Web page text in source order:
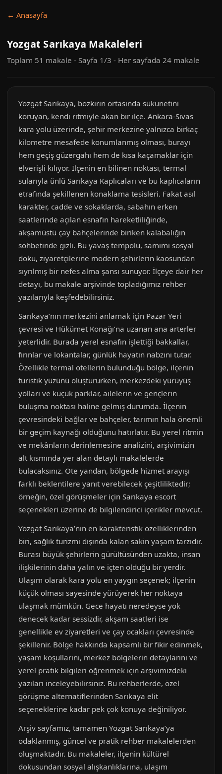
← Anasayfa
Yozgat Sarıkaya Makaleleri
Toplam 51 makale - Sayfa 1/3 - Her sayfada 24 makale
Yozgat Sarıkaya, bozkırın ortasında sükunetini
koruyan, kendi ritmiyle akan bir ilçe. Ankara-Sivas
kara yolu üzerinde, şehir merkezine yalnızca birkaç
kilometre mesafede konumlanmış olması, burayı
hem geçiş güzergahı hem de kısa kaçamaklar için
elverişli kılıyor. İlçenin en bilinen noktası, termal
sularıyla ünlü Sarıkaya Kaplıcaları ve bu kaplıcaların
etrafında şekillenen konaklama tesisleri. Fakat asıl
karakter, cadde ve sokaklarda, sabahın erken
saatlerinde açılan esnafın hareketliliğinde,
akşamüstü çay bahçelerinde biriken kalabalığın
sohbetinde gizli. Bu yavaş tempolu, samimi sosyal
doku, ziyaretçilerine modern şehirlerin kaosundan
sıyrılmış bir nefes alma şansı sunuyor. İlçeye dair her
detayı, bu makale arşivinde topladığımız rehber
yazılarıyla keşfedebilirsiniz.
Sarıkaya’nın merkezini anlamak için Pazar Yeri
çevresi ve Hükümet Konağı’na uzanan ana arterler
yeterlidir. Burada yerel esnafın işlettiği bakkallar,
fırınlar ve lokantalar, günlük hayatın nabzını tutar.
Özellikle termal otellerin bulunduğu bölge, ilçenin
turistik yüzünü oluştururken, merkezdeki yürüyüş
yolları ve küçük parklar, ailelerin ve gençlerin
buluşma noktası haline gelmiş durumda. İlçenin
çevresindeki bağlar ve bahçeler, tarımın hala önemli
bir geçim kaynağı olduğunu hatırlatır. Bu yerel ritmin
ve mekânların derinlemesine analizini, arşivimizin
alt kısmında yer alan detaylı makalelerde
bulacaksınız. Öte yandan, bölgede hizmet arayışı
farklı beklentilere yanıt verebilecek çeşitliliktedir;
örneğin, özel görüşmeler için Sarıkaya escort
seçenekleri üzerine de bilgilendirici içerikler mevcut.
Yozgat Sarıkaya’nın en karakteristik özelliklerinden
biri, sağlık turizmi dışında kalan sakin yaşam tarzıdır.
Burası büyük şehirlerin gürültüsünden uzakta, insan
ilişkilerinin daha yalın ve içten olduğu bir yerdir.
Ulaşım olarak kara yolu en yaygın seçenek; ilçenin
küçük olması sayesinde yürüyerek her noktaya
ulaşmak mümkün. Gece hayatı neredeyse yok
denecek kadar sessizdir, akşam saatleri ise
genellikle ev ziyaretleri ve çay ocakları çevresinde
şekillenir. Bölge hakkında kapsamlı bir fikir edinmek,
yaşam koşullarını, merkez bölgelerin detaylarını ve
yerel pratik bilgileri öğrenmek için arşivimizdeki
yazıları inceleyebilirsiniz. Bu rehberlerde, özel
görüşme alternatiflerinden Sarıkaya elit
seçeneklerine kadar pek çok konuya değiniliyor.
Arşiv sayfamız, tamamen Yozgat Sarıkaya’ya
odaklanmış, güncel ve pratik rehber makalelerden
oluşmaktadır. Bu makaleler, ilçenin kültürel
dokusundan sosyal alışkanlıklarına, ulaşım